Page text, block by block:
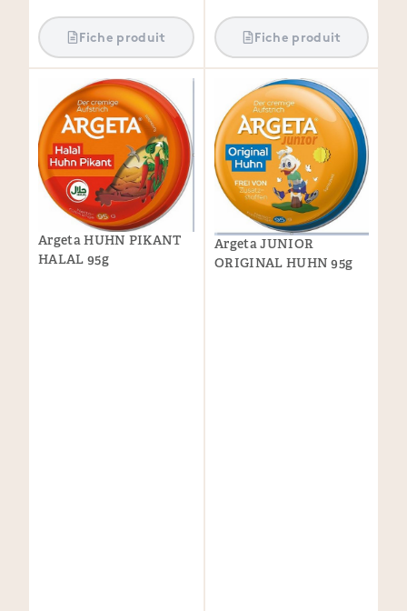
Fiche produit Fiche produit
Argeta HUHN PIKANT
HALAL 95g
Argeta JUNIOR
ORIGINAL HUHN 95g